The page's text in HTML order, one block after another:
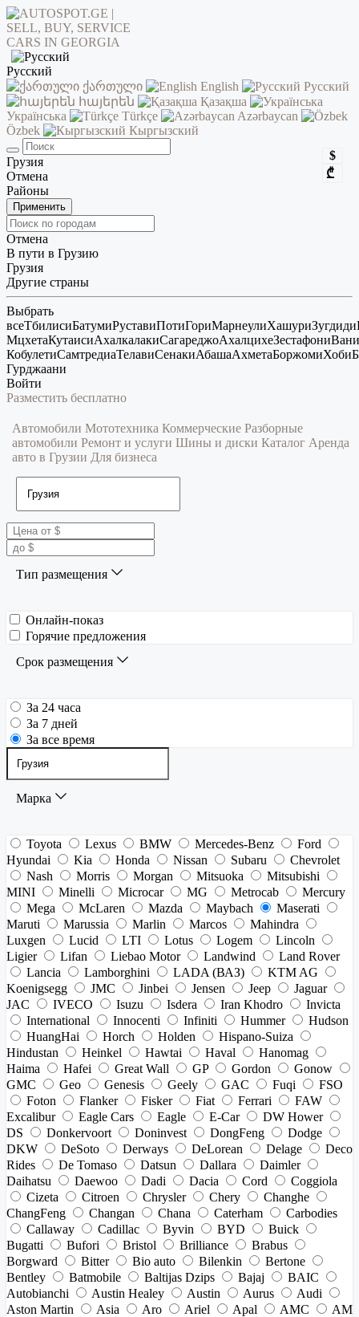
Русский
ქართული
English
Русский
հայերեն
Қазақша
Українська
Türkçe
Azərbaycan
Özbek
Кыргызский
$
₾
Грузия
Отмена
Районы
Применить
Отмена
В пути в Грузию
Грузия
Другие страны
Выбрать
всеТбилисиБатумиРуставиПотиГориМарнеулиХашуриЗугдиди
МцхетаКутаисиАхалкалакиСагареджоАхалцихеЗестафониВани
КобулетиСамтредиаТелавиСенакиАбашаАхметаБоржомиХоби
Гурджаани
Войти
Разместить бесплатно
Автомобили Мототехника Коммерческие Разборные
автомобили Ремонт и услуги Шины и диски Каталог Аренда
авто в Грузии Для бизнеса
Тип размещения
Онлайн-показ
Горячие предложения
Срок размещения
За 24 часа
За 7 дней
За все время
Марка
Toyota Lexus BMW Mercedes-Benz
Ford
Hyundai
Kia Honda Nissan Subaru
Chevrolet
Nash
Morris Morgan Mitsuoka
Mitsubishi
MINI
Minelli Microcar MG Metrocab
Mercury
Mega
McLaren Mazda Maybach
Maserati
Maruti
Marussia Marlin Marcos
Mahindra
Luxgen
Lucid LTI Lotus Logem
Lincoln
Ligier
Lifan Liebao Motor Landwind
Land Rover
Lancia
Lamborghini LADA (ВАЗ)
KTM AG
Koenigsegg
JMC Jinbei Jensen Jeep
Jaguar
JAC
IVECO Isuzu Isdera Iran Khodro
Invicta
International
Innocenti Infiniti Hummer
Hudson
HuangHai
Horch Holden
Hispano-Suiza
Hindustan
Heinkel Hawtai Haval
Hanomag
Haima
Hafei Great Wall GP Gordon
Gonow
GMC
Geo Genesis Geely GAC Fuqi
FSO
Foton
Flanker Fisker Fiat Ferrari
FAW
Excalibur
Eagle Cars Eagle E-Car
DW Hower
DS
Donkervoort Doninvest DongFeng
Dodge
DKW
DeSoto Derways DeLorean Delage
Deco
Rides
De Tomaso Datsun Dallara
Daimler
Daihatsu
Daewoo Dadi Dacia Cord
Coggiola
Cizeta
Citroen Chrysler Chery
Changhe
ChangFeng
Changan Chana Caterham
Carbodies
Callaway
Cadillac Byvin BYD
Buick
Bugatti
Bufori Bristol Brilliance
Brabus
Borgward
Bitter Bio auto Bilenkin
Bertone
Bentley
Batmobile Baltijas Dzips Bajaj
BAIC
Autobianchi
Austin Healey Austin Aurus
Audi
Aston Martin
Asia Aro Ariel Apal AMC
AM